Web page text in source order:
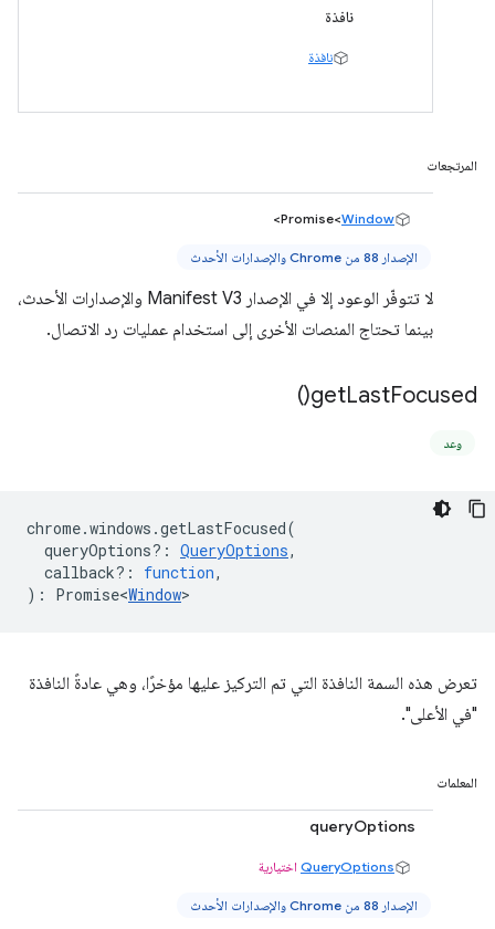
نافذة
نافذة
المرتجعات
Promise<Window
>
الإصدار 88 من Chrome والإصدارات الأحدث
لا تتوفّر الوعود إلا في الإصدار Manifest V3 والإصدارات الأحدث،
بينما تحتاج المنصات الأخرى إلى استخدام عمليات رد الاتصال.
getLastFocused(
)
وعد
chrome.windows .getLastFocused(
queryOptions? : QueryOptions,
callback? : function,
) : Promise<Window>
تعرض هذه السمة النافذة التي تم التركيز عليها مؤخرًا، وهي عادةً النافذة
"في الأعلى".
المعلمات
queryOptions
QueryOptions اختيارية
الإصدار 88 من Chrome والإصدارات الأحدث